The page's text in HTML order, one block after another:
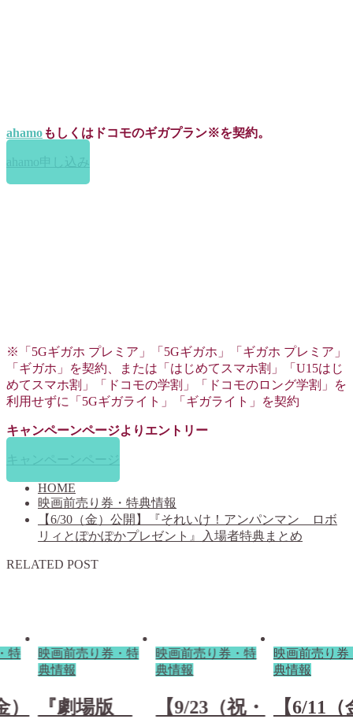
ahamo もしくはドコモのギガプラン※を契約。
ahamo申し込み
※「5Gギガホ プレミア」「5Gギガホ」「ギガホ プレミア」
「ギガホ」を契約、または「はじめてスマホ割」「U15はじ
めてスマホ割」「ドコモの学割」「ドコモのロング学割」を
利用せずに「5Gギガライト」「ギガライト」を契約
キャンペーンページよりエントリー
キャンペーンページ
HOME
映画前売り券・特典情報
【6/30（金）公開】『それいけ！アンパンマン ロボ
リィとぽかぽかプレゼント』入場者特典まとめ
RELATED POST
特
映画前売り券・特
典情報
『劇場版
映画前売り券・特
典情報
【9/23（祝・
映画前売り券
典情報
【6/11